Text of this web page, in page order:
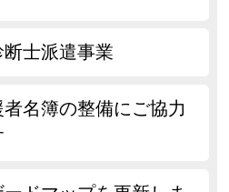
士派遣事業
名簿の整備にご協力